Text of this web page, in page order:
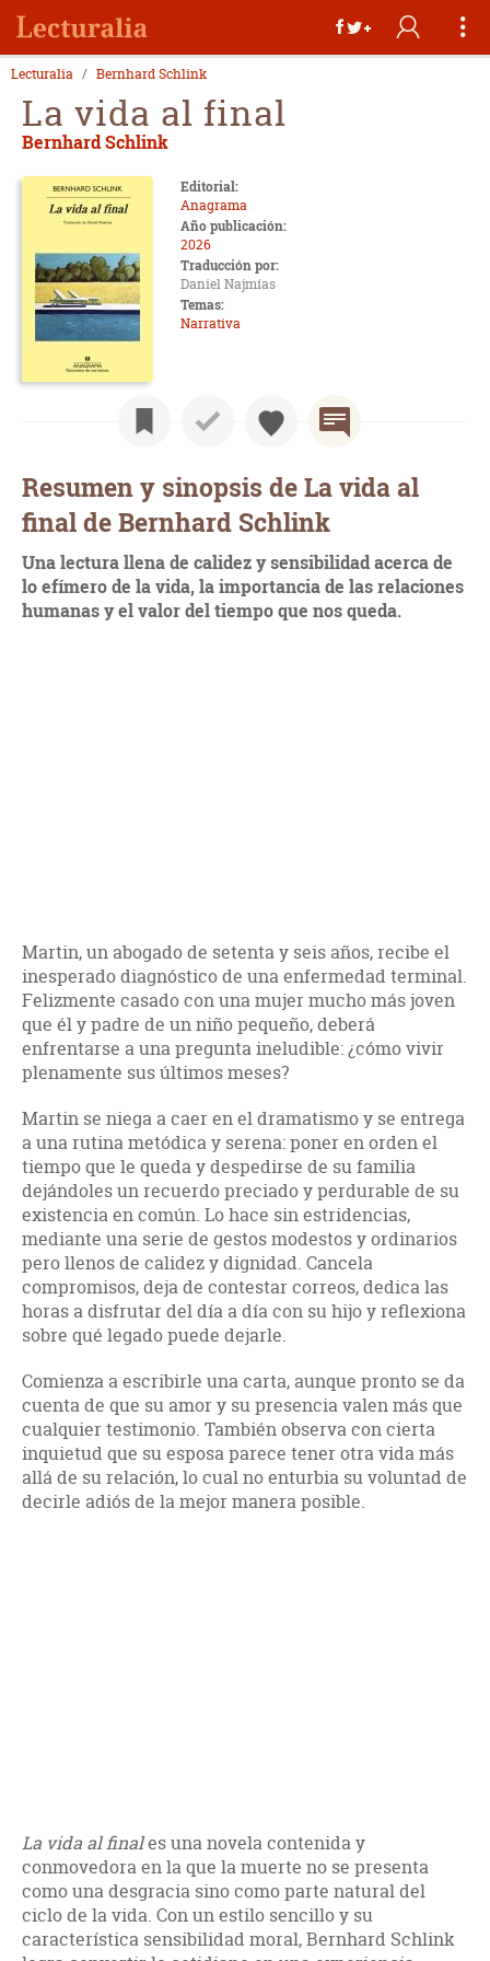
Lecturalia Bernhard Schlink
La vida al final
Bernhard Schlink
Editorial:
Anagrama
Año publicación:
2026
Traducción por:
Daniel Najmías
Temas:
Narrativa
Resumen y sinopsis de La vida al
final de Bernhard Schlink
Una lectura llena de calidez y sensibilidad acerca de
lo efímero de la vida, la importancia de las relaciones
humanas y el valor del tiempo que nos queda.
Martin, un abogado de setenta y seis años, recibe el
inesperado diagnóstico de una enfermedad terminal.
Felizmente casado con una mujer mucho más joven
que él y padre de un niño pequeño, deberá
enfrentarse a una pregunta ineludible: ¿cómo vivir
plenamente sus últimos meses?
Martin se niega a caer en el dramatismo y se entrega
a una rutina metódica y serena: poner en orden el
tiempo que le queda y despedirse de su familia
dejándoles un recuerdo preciado y perdurable de su
existencia en común. Lo hace sin estridencias,
mediante una serie de gestos modestos y ordinarios
pero llenos de calidez y dignidad. Cancela
compromisos, deja de contestar correos, dedica las
horas a disfrutar del día a día con su hijo y reflexiona
sobre qué legado puede dejarle.
Comienza a escribirle una carta, aunque pronto se da
cuenta de que su amor y su presencia valen más que
cualquier testimonio. También observa con cierta
inquietud que su esposa parece tener otra vida más
allá de su relación, lo cual no enturbia su voluntad de
decirle adiós de la mejor manera posible.
La vida al finales una novela contenida y
conmovedora en la que la muerte no se presenta
como una desgracia sino como parte natural del
ciclo de la vida. Con un estilo sencillo y su
característica sensibilidad moral, Bernhard Schlink